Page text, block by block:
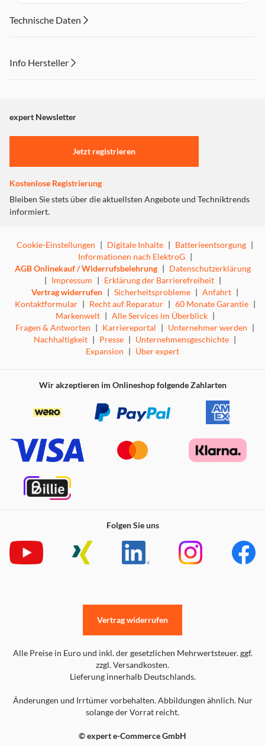
Technische Daten
Info Hersteller
"Marketing".
Einstellungen anpassen
expert Newsletter
Jetzt registrieren
Kostenlose Registrierung
Bleiben Sie stets über die aktuellsten Angebote und Techniktrends
informiert.
Cookie-Einstellungen | Digitale Inhalte | Batterieentsorgung |
Informationen nach ElektroG |
AGB Onlinekauf / Widerrufsbelehrung | Datenschutzerklärung
| Impressum | Erklärung der Barrierefreiheit |
Vertrag widerrufen | Sicherheitsprobleme | Anfahrt |
Kontaktformular | Recht auf Reparatur | 60 Monate Garantie |
Markenwelt | Alle Services im Überblick |
Fragen & Antworten | Karriereportal | Unternehmer werden |
Nachhaltigkeit | Presse | Unternehmensgeschichte |
Expansion | Über expert
Wir akzeptieren im Onlineshop folgende Zahlarten
Folgen Sie uns
Alle Preise in Euro und inkl. der gesetzlichen Mehrwertsteuer. ggf.
zzgl. Versandkosten.
Lieferung innerhalb Deutschlands.
Änderungen und Irrtümer vorbehalten. Abbildungen ähnlich. Nur
solange der Vorrat reicht.
© expert e-Commerce GmbH
Vertrag widerrufen